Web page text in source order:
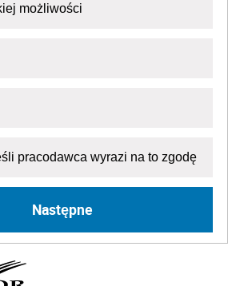
możliwości
pracodawca wyrazi na to zgodę
Następne